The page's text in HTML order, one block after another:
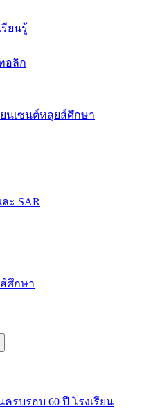
ยนรู้
อลิก
ยนเซนต์หลุยส์ศึกษา
ะ SAR
ศึกษา
รบรอบ 60 ปี โรงเรียน